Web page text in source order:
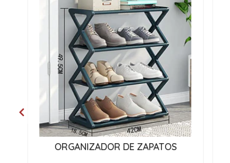
ORGANIZADOR DE ZAPATOS